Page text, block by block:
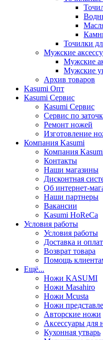
Точилки
Мужские
Мужские
Мужские
Архив товаров
Kasumi Опт
Кasumi Сервис
Кasumi Сервис
Сервис по
Ремонт ножей
Изготовление
Компания Kasumi
Компания
Контакты
Наши магазины
Дисконтная
Об интернет-
Наши партнеры
Вакансии
Kasumi HoReCa
Условия работы
Условия работы
Доставка и
Возврат товара
Помощь
Ещё...
Ножи KASUMI
Ножи Masahiro
Ножи Mcusta
Ножи
Авторские ножи
Аксессуары для
Кухонная утварь